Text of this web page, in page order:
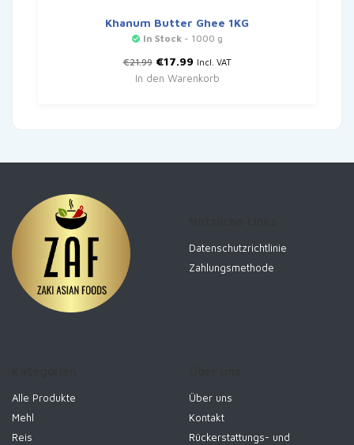
Khanum Butter Ghee 1KG
In Stock - 1000 g
€21.99 Ursprünglicher
Preis
war:
€17.99Aktueller
Preis
ist:
Incl. VAT
In den Warenkorb
Datenschutzrichtlinie
Zahlungsmethode
Alle Produkte
Mehl
Reis
Über uns
Kontakt
Rückerstattungs- und